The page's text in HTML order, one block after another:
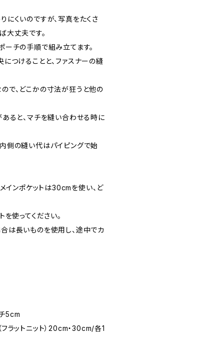
にくいのですが、写真をたくさ
大丈夫です。
ーチの手順で組み立てます。
つけることと、ファスナーの縫
で、どこかの寸法が狂うと他の
ると、マチを縫い合わせる時に
側の縫い代はパイピングで始
インポケットは30cmを使い、ど
を使ってください。
は長いものを使用し、途中でカ
5cm
ラットニット）20cm・30cm/各1